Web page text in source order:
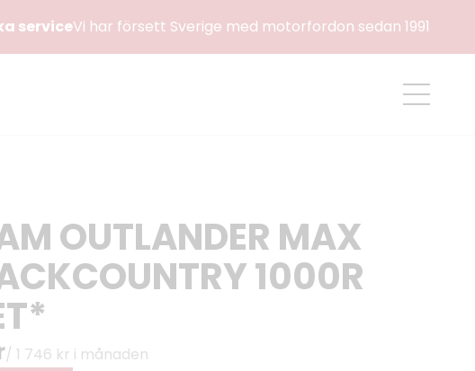
serviceVi har försett Sverige med motorfordon sedan 1991
OUTLANDER MAX
1000R
/ 1 746 kr i månaden